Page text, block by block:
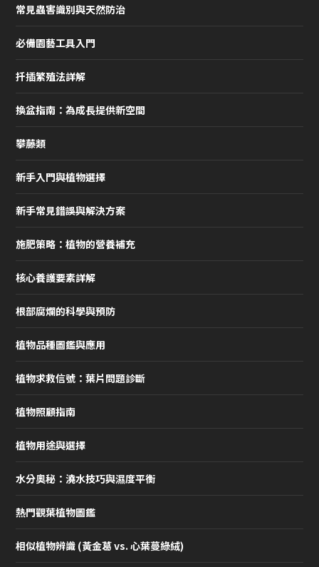
常見蟲害識別與天然防治
必備園藝工具入門
扦插繁殖法詳解
換盆指南：為成長提供新空間
攀藤類
新手入門與植物選擇
新手常見錯誤與解決方案
施肥策略：植物的營養補充
核心養護要素詳解
根部腐爛的科學與預防
植物品種圖鑑與應用
植物求救信號：葉片問題診斷
植物照顧指南
植物用途與選擇
水分奧秘：澆水技巧與濕度平衡
熱門觀葉植物圖鑑
相似植物辨識 (黃金葛 vs. 心葉蔓綠絨)